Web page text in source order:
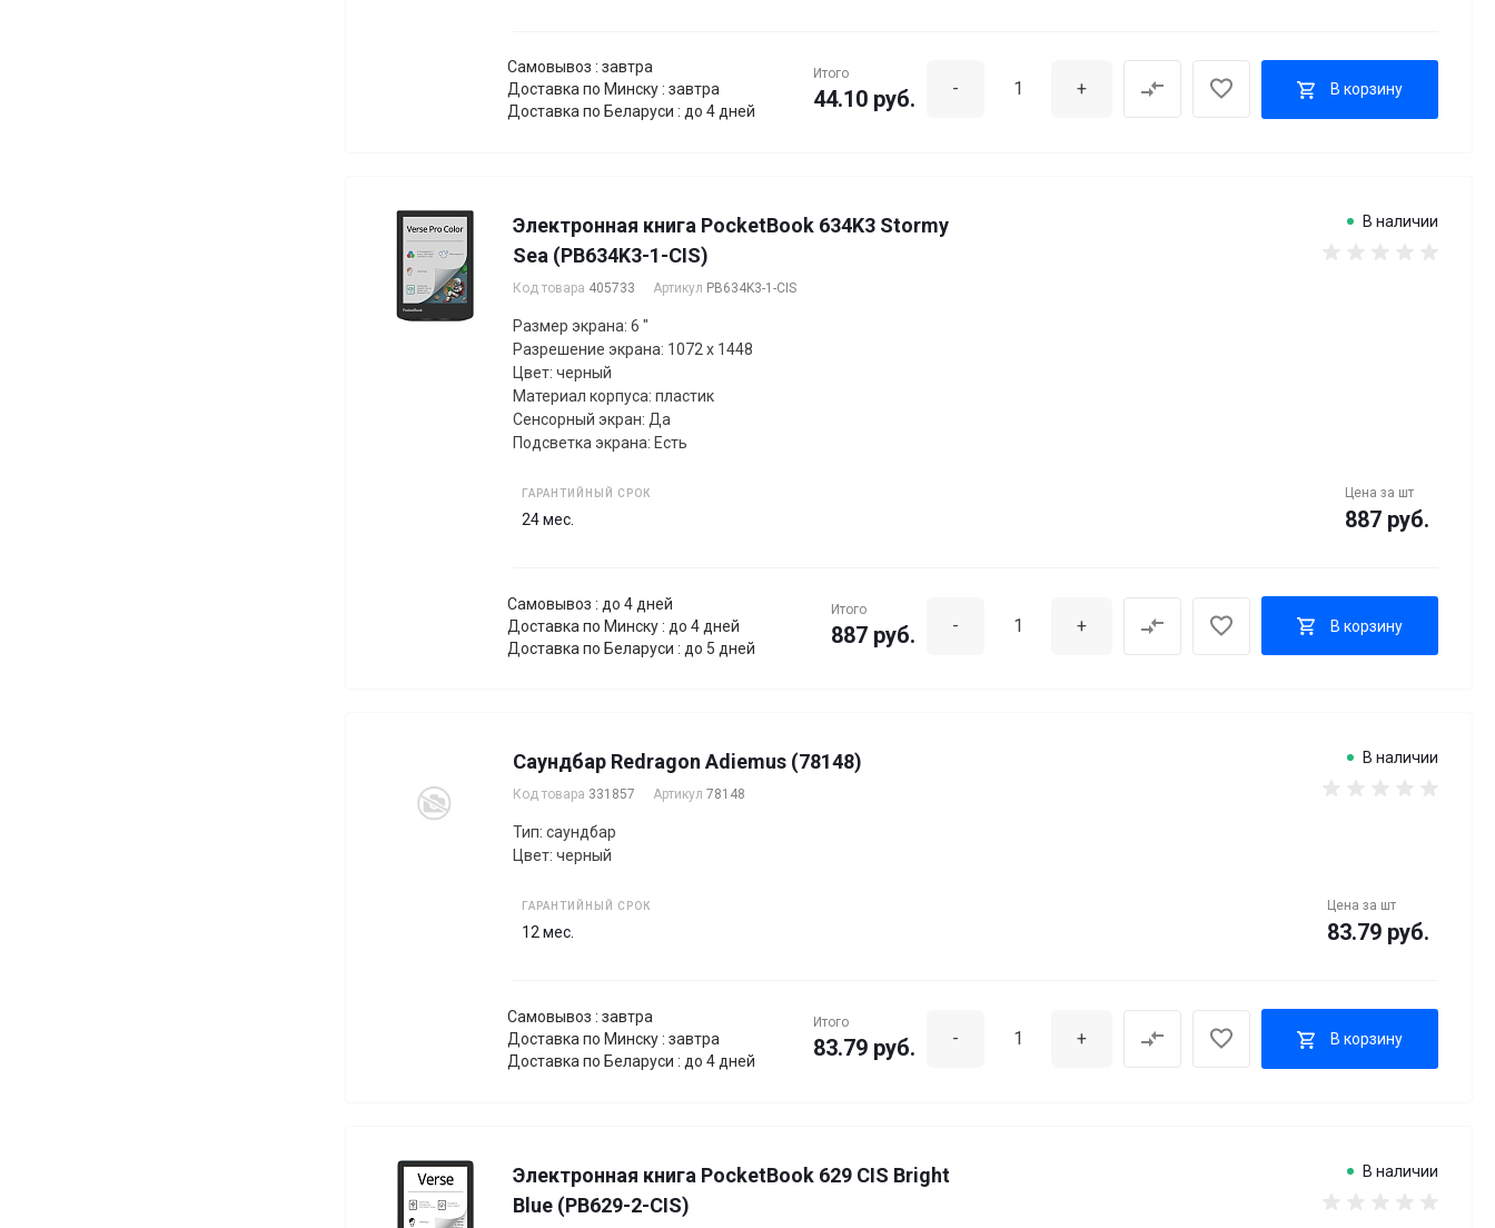
Самовывоз : завтра
Доставка по Минску : завтра
Доставка по Беларуси : до 4 дней
Итого
44.10 руб. - + В корзину
Электронная книга PocketBook 634K3 Stormy
Sea (PB634K3-1-CIS)
Код товара 405733 Артикул PB634K3-1-CIS
В наличии
Размер экрана: 6 "
Разрешение экрана: 1072 x 1448
Цвет: черный
Материал корпуса: пластик
Сенсорный экран: Да
Подсветка экрана: Есть
ГАРАНТИЙНЫЙ СРОК
24 мес.
Цена за шт
887 руб.
Самовывоз : до 4 дней
Доставка по Минску : до 4 дней
Доставка по Беларуси : до 5 дней
Итого
887 руб. - + В корзину
Саундбар Redragon Adiemus (78148)
Код товара 331857 Артикул 78148
В наличии
Тип: саундбар
Цвет: черный
ГАРАНТИЙНЫЙ СРОК
12 мес.
Цена за шт
83.79 руб.
Самовывоз : завтра
Доставка по Минску : завтра
Доставка по Беларуси : до 4 дней
Итого
83.79 руб. - + В корзину
Электронная книга PocketBook 629 CIS Bright
Blue (PB629-2-CIS)
В наличии